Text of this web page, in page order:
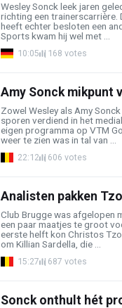
Wesley Sonck leek jaren
richting een trainerscarrière.
heeft echter besloten een
Sports kwam hij wel met ...
10:05 168 votes
Amy Sonck mikpunt
Zowel Wesley als Amy
sporen verdiend in het
eigen programma op VTM
weer te zien was in tal van ...
22:12 606 votes
Analisten pakken
Club Brugge was afgelopen
een paar maatjes te groot
eerste helft kon Christos
om Killian Sardella, die ...
15:27 687 votes
Sonck onthult hét